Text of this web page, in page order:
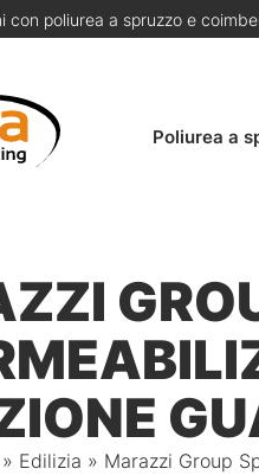
con poliurea a spruzzo e
Poliurea a
Edilizia » Marazzi Group